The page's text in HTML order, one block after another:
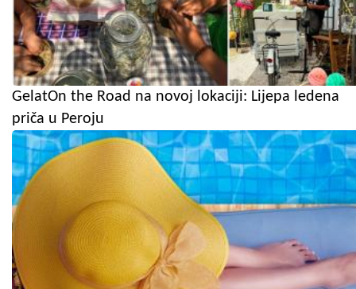
GelatOn the Road na novoj lokaciji: Lijepa ledena
priča u Peroju